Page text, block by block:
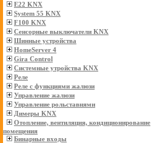
E22 KNX
System 55 KNX
F100 KNX
Сенсорные выключатели KNX
Шинные устройства
HomeServer 4
Gira Control
Системные утройства KNX
Реле
Реле с функциями жалюзи
Управление жалюзи
Управление рольставнями
Димеры KNX
Отопление, вентиляция, кондиционирование
помещения
Бинарные входы